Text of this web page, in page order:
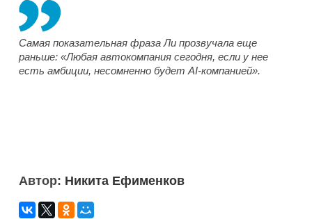
Самая показательная фраза Ли прозвучала еще
раньше: «Любая автокомпания сегодня, если у нее
есть амбиции, несомненно будет AI-компанией».
Автор: Никита Ефименков